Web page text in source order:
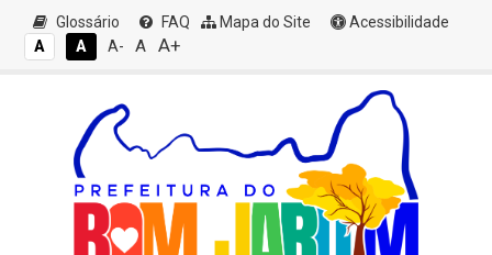
Glossário FAQ Mapa do Site
Acessibilidade
A
A A- A A+